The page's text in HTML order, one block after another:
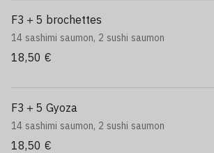
F3＋5 brochettes
14 sashimi saumon, 2 sushi saumon
18,50 €
F3＋5 Gyoza
14 sashimi saumon, 2 sushi saumon
18,50 €